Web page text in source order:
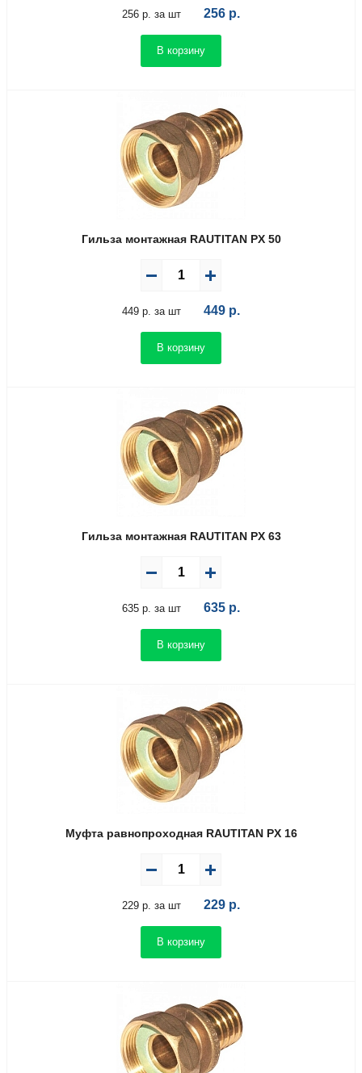
256 р. за шт 256 р.
В корзину
Гильза монтажная RAUTITAN PX 50
449 р. за шт 449 р.
В корзину
Гильза монтажная RAUTITAN PX 63
635 р. за шт 635 р.
В корзину
Муфта равнопроходная RAUTITAN PX 16
229 р. за шт 229 р.
В корзину